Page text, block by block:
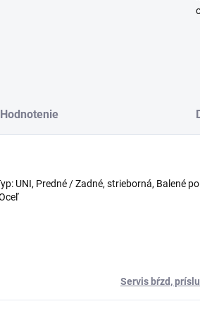
Hodnotenie
UNI, Predné / Zadné, strieborná, Balené
Servis bŕzd,